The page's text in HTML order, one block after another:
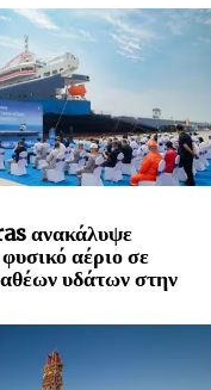
ανακάλυψε
αέριο σε
υδάτων στην